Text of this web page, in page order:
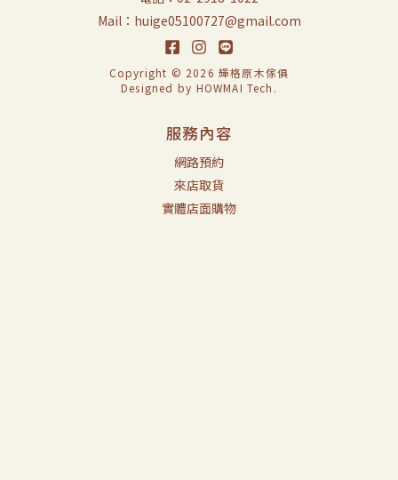
Mail：huige05100727@gmail.com
Copyright © 2026 輝格原木傢俱
Designed by HOWMAI Tech .
服務內容
網路預約
來店取貨
實體店面購物